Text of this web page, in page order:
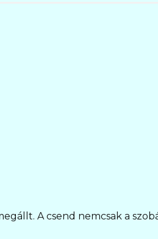
A csend nemcsak a